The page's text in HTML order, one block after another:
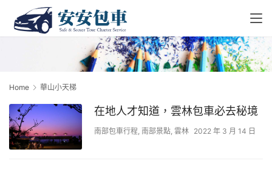
Home 華山小天梯
在地人才知道，雲林包車必去秘境
南部包車行程 南部景點 雲林 2022 年 3 月 14 日